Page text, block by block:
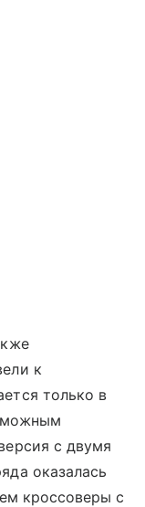
к
только в
с двумя
оказалась
кроссоверы с